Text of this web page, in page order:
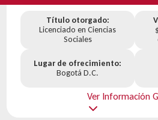
Título otorgado:
Licenciado en Ciencias
Sociales
Lugar de ofrecimiento:
Bogotá D.C.
Ver Información